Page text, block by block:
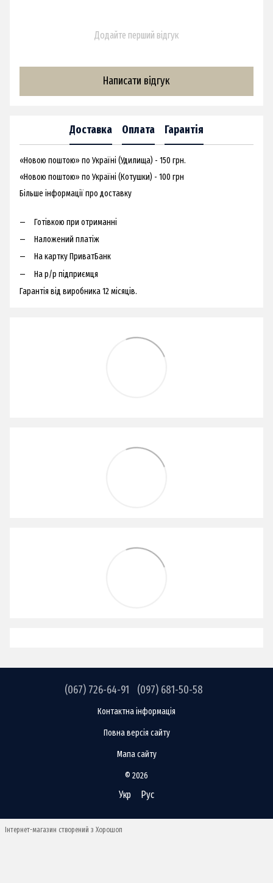
Додайте перший відгук
Написати відгук
Доставка Оплата Гарантія
«Новою поштою» по Україні (Удилища) - 150 грн.
«Новою поштою» по Україні (Котушки) - 100 грн
Більше інформації про доставку
Готівкою при отриманні
Наложений платіж
На картку ПриватБанк
На р/р підприємця
Гарантія від виробника 12 місяців.
(067) 726-64-91 (097) 681-50-58
Контактна інформація
Повна версія сайту
Мапа сайту
© 2026
Укр Рус
Інтернет-магазин створений з Хорошоп